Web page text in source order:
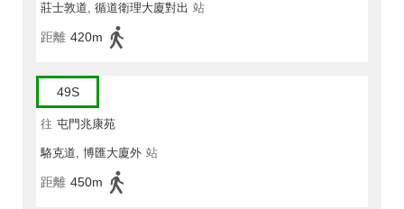
莊士敦道, 循道衛理大廈對出 站
距離 420m
49S
往 屯門兆康苑
駱克道, 博匯大廈外 站
距離 450m